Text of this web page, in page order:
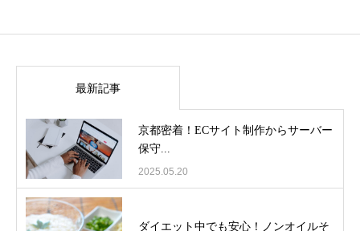
最新記事
京都密着！ECサイト制作からサーバー
保守...
2025.05.20
ダイエット中でも安心！ノンオイルそ